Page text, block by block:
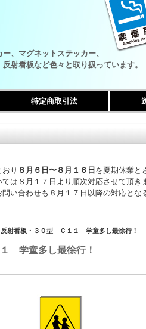
、マグネットステッカー、
射看板など色々と取り扱っています。
特定商取引法
り ８月６日〜８月１６日 を夏期休業と
は８月１７日より順次対応させて頂き
い合わせも８月１７日以降の対応とな
反射看板・３０型 Ｃ１１ 学童多し最徐行！
学童多し最徐行！